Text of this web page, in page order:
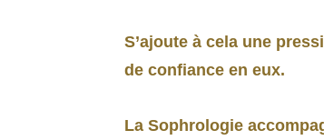
S’ajoute à cela une
de confiance en eux.
La Sophrologie